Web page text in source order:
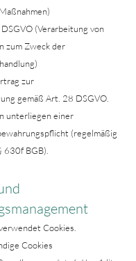
(Verarbeitung von
zum Zweck der
zur
gemäß Art. 28 DSGVO.
unterliegen einer
(regelmäßig
630f BGB).
Cookies.
Cookies